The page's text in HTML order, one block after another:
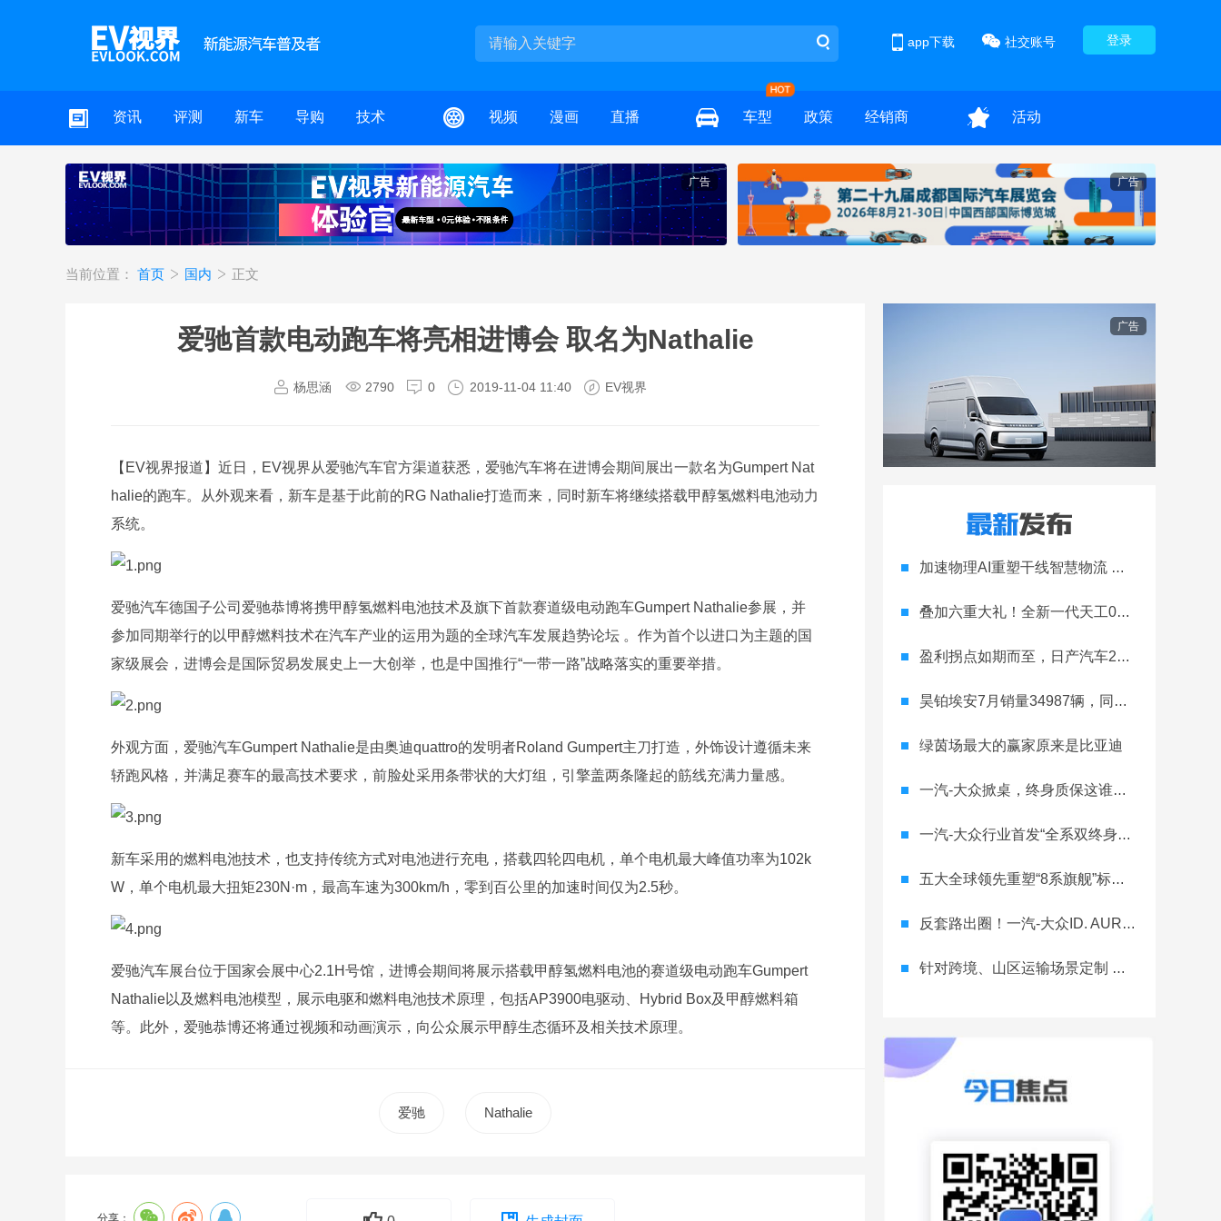
登录
社交账号
app下载
资讯 评测 新车 导购 技术 视频 漫画 直播 车型 政策 经销商 活动
广告 广告
当前位置： 首页 国内 正文
爱驰首款电动跑车将亮相进博会 取名为Nathalie
杨思涵 2790 0 2019-11-04 11:40 EV视界
【EV视界报道】近日，EV视界从爱驰汽车官方渠道获悉，爱驰汽车将在进博会期间展出一款名为Gumpert Nat
halie的跑车。从外观来看，新车是基于此前的RG Nathalie打造而来，同时新车将继续搭载甲醇氢燃料电池动力
系统。
爱驰汽车德国子公司爱驰恭博将携甲醇氢燃料电池技术及旗下首款赛道级电动跑车Gumpert Nathalie参展，并
参加同期举行的以甲醇燃料技术在汽车产业的运用为题的全球汽车发展趋势论坛 。作为首个以进口为主题的国
家级展会，进博会是国际贸易发展史上一大创举，也是中国推行“一带一路”战略落实的重要举措。
外观方面，爱驰汽车Gumpert Nathalie是由奥迪quattro的发明者Roland Gumpert主刀打造，外饰设计遵循未来
轿跑风格，并满足赛车的最高技术要求，前脸处采用条带状的大灯组，引擎盖两条隆起的筋线充满力量感。
新车采用的燃料电池技术，也支持传统方式对电池进行充电，搭载四轮四电机，单个电机最大峰值功率为102k
W，单个电机最大扭矩230N·m，最高车速为300km/h，零到百公里的加速时间仅为2.5秒。
爱驰汽车展台位于国家会展中心2.1H号馆，进博会期间将展示搭载甲醇氢燃料电池的赛道级电动跑车Gumpert
Nathalie以及燃料电池模型，展示电驱和燃料电池技术原理，包括AP3900电驱动、Hybrid Box及甲醇燃料箱
等。此外，爱驰恭博还将通过视频和动画演示，向公众展示甲醇生态循环及相关技术原理。
爱驰 Nathalie
分享：
广告
加速物理AI重塑干线智慧物流 智加科技战略合作图达通
叠加六重大礼！全新一代天工08 670 Max上市限时价17.99万元
盈利拐点如期而至，日产汽车26财年一季度财报释放稳健增长信号
昊铂埃安7月销量34987辆，同比增长31.74%，全新Ray系列蓄势待发
绿茵场最大的赢家原来是比亚迪
一汽-大众掀桌，终身质保这谁顶得住？
一汽-大众行业首发“全系双终身质保” 重树汽车服务新标杆
五大全球领先重塑“8系旗舰”标杆！神行者8首台量产车下线，8月10日预售
反套路出圈！一汽-大众ID. AURA T6将智舱首秀留给老车主
针对跨境、山区运输场景定制 长城重卡G1050单驱版亮相工信部公告